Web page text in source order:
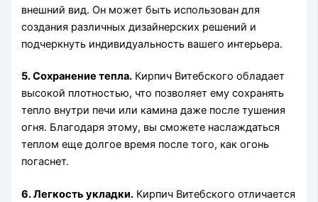
внешний вид. Он может быть использован для
создания различных дизайнерских решений и
подчеркнуть индивидуальность вашего интерьера.
5. Сохранение тепла. Кирпич Витебского обладает
высокой плотностью, что позволяет ему сохранять
тепло внутри печи или камина даже после тушения
огня. Благодаря этому, вы сможете наслаждаться
теплом еще долгое время после того, как огонь
погаснет.
6. Легкость укладки. Кирпич Витебского отличается